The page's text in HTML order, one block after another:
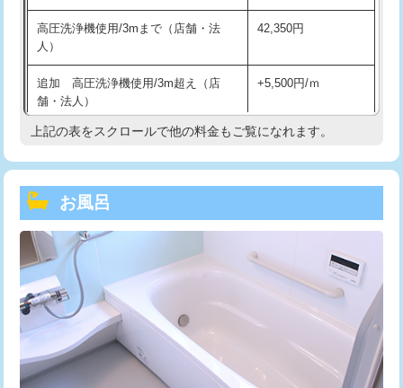
高圧洗浄機使用/3mまで（店舗・法
人）
42,350円
追加 高圧洗浄機使用/3m超え（店
舗・法人）
+5,500円/ｍ
高度高圧洗浄換 現地調査
トーラー機使用/3mまで
追加トーラー機使用/3m超え
カメラ調査 33,000円
桝清掃 8,800円
止水・漏水調査・防水処理・清掃・修
理・調整・分解・加工など（軽作業）
上記の表をスクロールで他の料金もご覧になれます。
お風呂